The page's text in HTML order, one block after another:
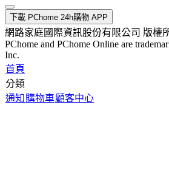
下載 PChome 24h購物 APP
網路家庭國際資訊股份有限公司 版權
PChome and PChome Online are
Inc.
首頁
分類
通知 購物車顧客中心